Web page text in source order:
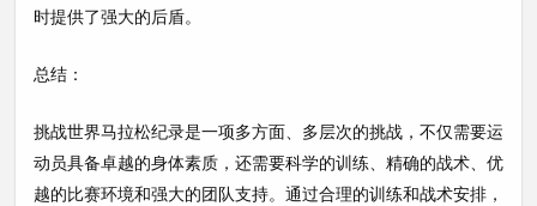
时提供了强大的后盾。
总结：
挑战世界马拉松纪录是一项多方面、多层次的挑战，不仅需要运
动员具备卓越的身体素质，还需要科学的训练、精确的战术、优
越的比赛环境和强大的团队支持。通过合理的训练和战术安排，